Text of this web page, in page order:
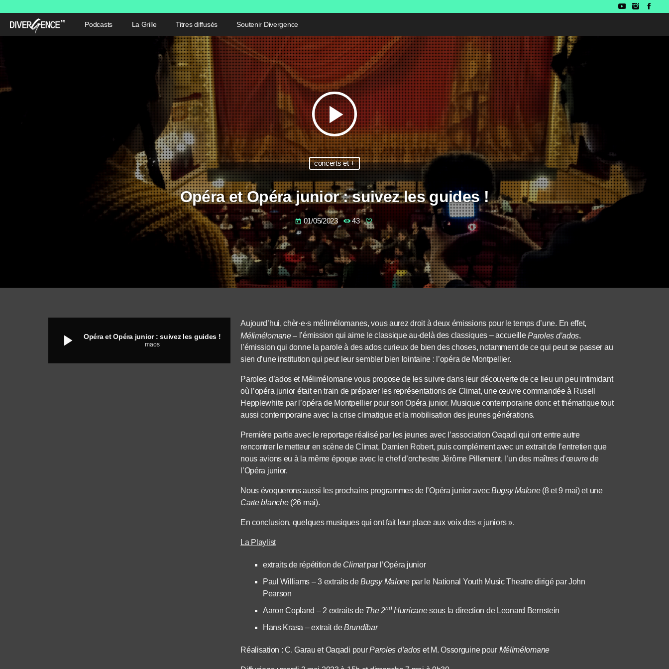
Podcasts La Grille Titres diffusés Soutenir Divergence
play_arrow
concerts et +
Opéra et Opéra junior : suivez les guides !
today 01/05/2023 43
play_arrow Opéra et Opéra junior : suivez les guides !
maos
Aujourd’hui, chèr·e·s mélimélomanes, vous aurez droit à deux émissions pour le temps d’une. En effet,
Mélimélomane – l’émission qui aime le classique au-delà des classiques – accueille Paroles d’ados,
l’émission qui donne la parole à des ados curieux de bien des choses, notamment de ce qui peut se passer au
sien d’une institution qui peut leur sembler bien lointaine : l’opéra de Montpellier.
Paroles d’ados et Mélimélomane vous propose de les suivre dans leur découverte de ce lieu un peu intimidant
où l’opéra junior était en train de préparer les représentations de Climat, une œuvre commandée à Rusell
Hepplewhite par l’opéra de Montpellier pour son Opéra junior. Musique contemporaine donc et thématique tout
aussi contemporaine avec la crise climatique et la mobilisation des jeunes générations.
Première partie avec le reportage réalisé par les jeunes avec l’association Oaqadi qui ont entre autre
rencontrer le metteur en scène de Climat, Damien Robert, puis complément avec un extrait de l’entretien que
nous avions eu à la même époque avec le chef d’orchestre Jérôme Pillement, l’un des maîtres d’œuvre de
l’Opéra junior.
Nous évoquerons aussi les prochains programmes de l’Opéra junior avecBugsy Malone(8 et 9 mai) et une
Carte blanche(26 mai).
En conclusion, quelques musiques qui ont fait leur place aux voix des « juniors ».
La Playlist
extraits de répétition de Climatpar l’Opéra junior
Paul Williams – 3 extraits deBugsy Malonepar le National Youth Music Theatre dirigé par John
Pearson
Aaron Copland – 2 extraits de The 2ndHurricanesous la direction de Leonard Bernstein
Hans Krasa – extrait deBrundibar
Réalisation : C. Garau et Oaqadi pourParoles d’ados et M. Ossorguine pour Mélimélomane